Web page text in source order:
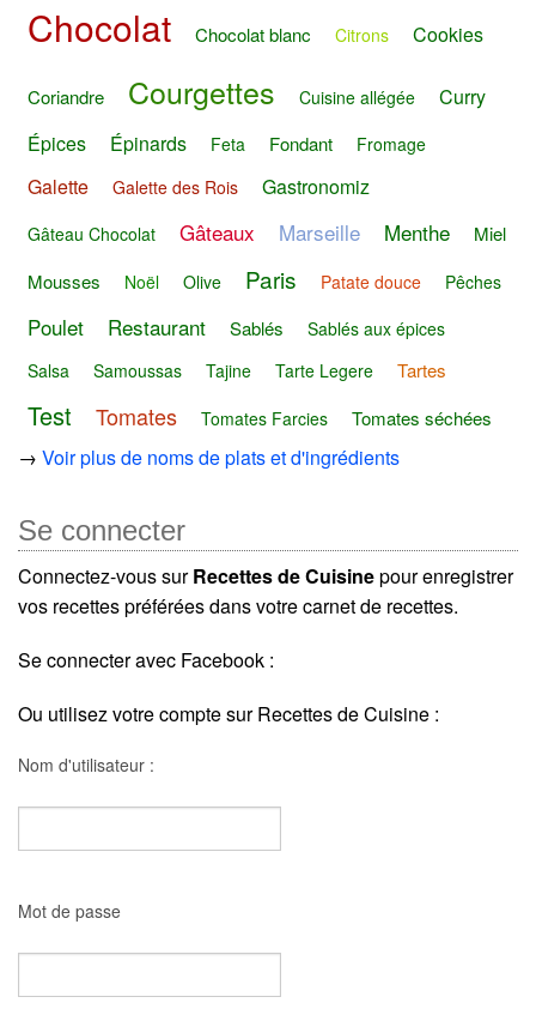
Chocolat Chocolat blanc Citrons Cookies
Coriandre Courgettes Cuisine allégée
Curry
Épices
Épinards Feta Fondant Fromage
Galette Galette des Rois Gastronomiz
Gâteau Chocolat Gâteaux Marseille Menthe
Miel
Mousses
Noël Olive Paris Patate douce Pêches
Poulet Restaurant Sablés
Sablés aux épices
Salsa
Samoussas Tajine Tarte Legere Tartes
Test Tomates Tomates Farcies Tomates séchées
→ Voir plus de noms de plats et d'ingrédients
Se connecter
Connectez-vous surRecettes de Cuisinepour enregistrer
vos recettes préférées dans votre carnet de recettes.
Se connecter avec Facebook :
Ou utilisez votre compte sur Recettes de Cuisine :
Nom d'utilisateur :
Mot de passe